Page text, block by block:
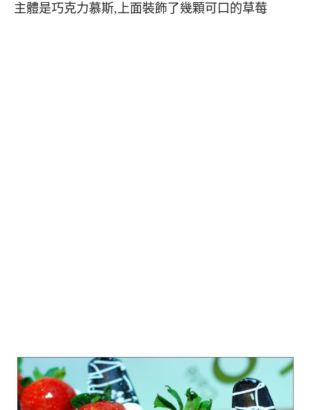
主體是巧克力慕斯,上面裝飾了幾顆可口的草莓